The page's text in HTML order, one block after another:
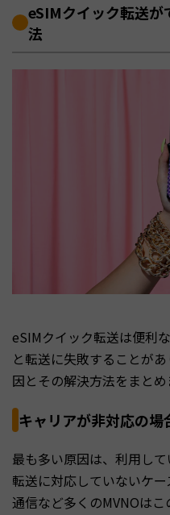
eSIMクイック転送が
法
eSIMクイック転送は便利
と転送に失敗することが
因とその解決方法をまとめ
キャリアが非対応の場
最も多い原因は、利用し
転送に対応していないケ
通信など多くのMVNOはこ